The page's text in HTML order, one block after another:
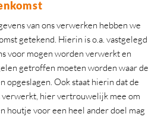
van ons verwerken hebben we
getekend. Hierin is o.a. vastgelegd
voor mogen worden verwerkt en
getroffen moeten worden waar de
opgeslagen. Ook staat hierin dat de
verwerkt, hier vertrouwelijk mee om
houtje voor een heel ander doel mag